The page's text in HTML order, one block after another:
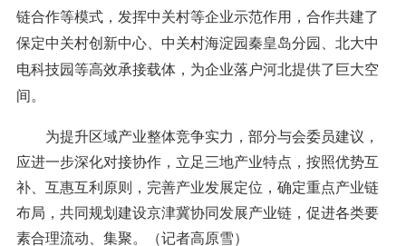
链合作等模式，发挥中关村等企业示范作用，合作共建了
保定中关村创新中心、中关村海淀园秦皇岛分园、北大中
电科技园等高效承接载体，为企业落户河北提供了巨大空
间。
为提升区域产业整体竞争实力，部分与会委员建议，
应进一步深化对接协作，立足三地产业特点，按照优势互
补、互惠互利原则，完善产业发展定位，确定重点产业链
布局，共同规划建设京津冀协同发展产业链，促进各类要
素合理流动、集聚。（记者高原雪）